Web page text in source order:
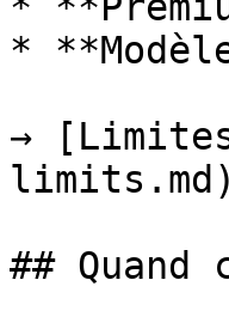
*
→
limits.md)
##